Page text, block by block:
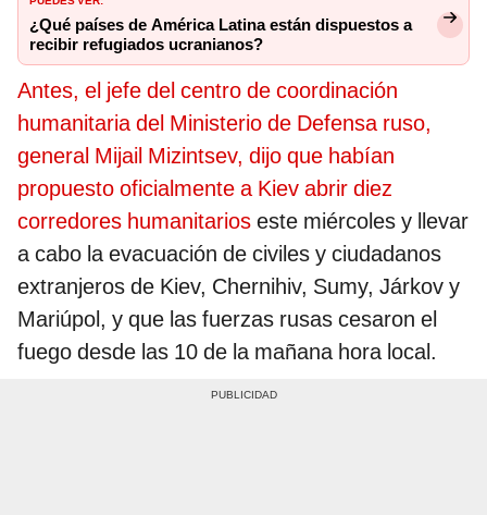
¿Qué países de América Latina están dispuestos a
recibir refugiados ucranianos?
Antes, el jefe del centro de coordinación
humanitaria del Ministerio de Defensa ruso,
general Mijail Mizintsev, dijo que habían
propuesto oficialmente a Kiev abrir diez
corredores humanitarios este miércoles y llevar
a cabo la evacuación de civiles y ciudadanos
extranjeros de Kiev, Chernihiv, Sumy, Járkov y
Mariúpol, y que las fuerzas rusas cesaron el
fuego desde las 10 de la mañana hora local.